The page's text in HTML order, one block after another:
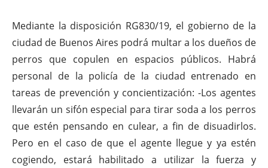
Mediante la disposición RG830/19, el gobierno de la
ciudad de Buenos Aires podrá multar a los dueños de
perros que copulen en espacios públicos. Habrá
personal de la policía de la ciudad entrenado en
tareas de prevención y concientización: -Los agentes
llevarán un sifón especial para tirar soda a los perros
que estén pensando en culear, a fin de disuadirlos.
Pero en el caso de que el agente llegue y ya estén
cogiendo, estará habilitado a utilizar la fuerza y